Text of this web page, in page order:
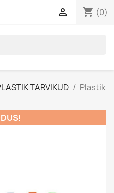
shopping_cart (0)

TARVIKUD
Plastik